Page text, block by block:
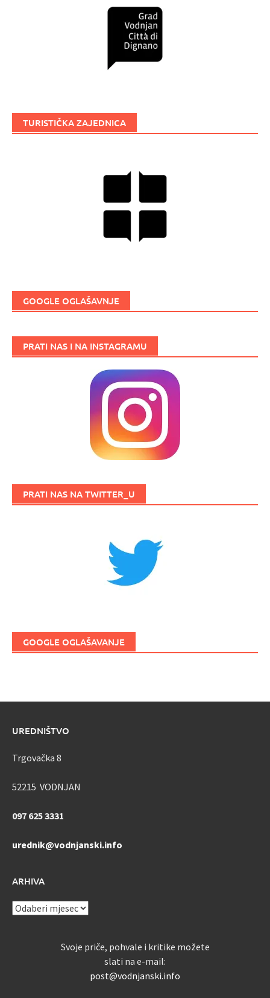
TURISTIČKA ZAJEDNICA
GOOGLE OGLAŠAVNJE
PRATI NAS I NA INSTAGRAMU
PRATI NAS NA TWITTER_U
GOOGLE OGLAŠAVANJE
UREDNIŠTVO
Trgovačka 8
52215 VODNJAN
097 625 3331
urednik@vodnjanski.info
ARHIVA
ARHIVA
Svoje priče, pohvale i kritike možete
slati na e-mail:
post@vodnjanski.info